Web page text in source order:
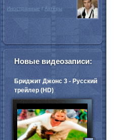
Иностранные / Актёры
Новые видеозаписи:
Бриджит Джонс 3 - Русский
трейлер (HD)